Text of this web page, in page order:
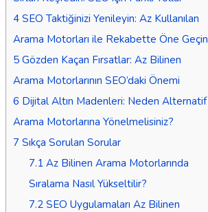
4 SEO Taktiğinizi Yenileyin: Az Kullanılan
Arama Motorları ile Rekabette Öne Geçin
5 Gözden Kaçan Fırsatlar: Az Bilinen
Arama Motorlarının SEO’daki Önemi
6 Dijital Altın Madenleri: Neden Alternatif
Arama Motorlarına Yönelmelisiniz?
7 Sıkça Sorulan Sorular
7.1Az Bilinen Arama Motorlarında
Sıralama Nasıl Yükseltilir?
7.2SEO Uygulamaları Az Bilinen